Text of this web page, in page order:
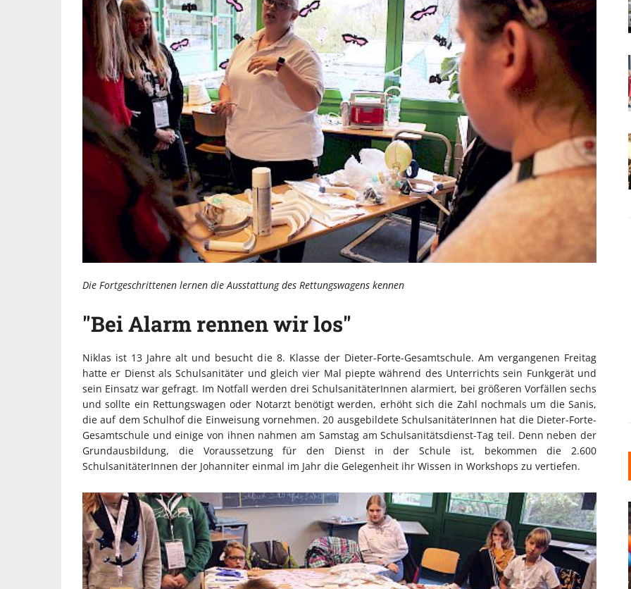
Die Fortgeschrittenen lernen die Ausstattung des Rettungswagens kennen
"Bei Alarm rennen wir los"
Niklas ist 13 Jahre alt und besucht die 8. Klasse der Dieter-Forte-Gesamtschule. Am vergangenen Freitag
hatte er Dienst als Schulsanitäter und gleich vier Mal piepte während des Unterrichts sein Funkgerät und
sein Einsatz war gefragt. Im Notfall werden drei SchulsanitäterInnen alarmiert, bei größeren Vorfällen sechs
und sollte ein Rettungswagen oder Notarzt benötigt werden, erhöht sich die Zahl nochmals um die Sanis,
die auf dem Schulhof die Einweisung vornehmen. 20 ausgebildete SchulsanitäterInnen hat die Dieter-Forte-
Gesamtschule und einige von ihnen nahmen am Samstag am Schulsanitätsdienst-Tag teil. Denn neben der
Grundausbildung, die Voraussetzung für den Dienst in der Schule ist, bekommen die 2.600
SchulsanitäterInnen der Johanniter einmal im Jahr die Gelegenheit ihr Wissen in Workshops zu vertiefen.